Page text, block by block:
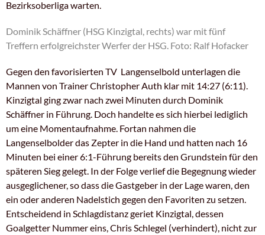
Bezirksoberliga warten.
Dominik Schäffner (HSG Kinzigtal, rechts) war mit fünf
Treffern erfolgreichster Werfer der HSG. Foto: Ralf Hofacker
Gegen den favorisierten TV Langenselbold unterlagen die
Mannen von Trainer Christopher Auth klar mit 14:27 (6:11).
Kinzigtal ging zwar nach zwei Minuten durch Dominik
Schäffner in Führung. Doch handelte es sich hierbei lediglich
um eine Momentaufnahme. Fortan nahmen die
Langenselbolder das Zepter in die Hand und hatten nach 16
Minuten bei einer 6:1-Führung bereits den Grundstein für den
späteren Sieg gelegt. In der Folge verlief die Begegnung wieder
ausgeglichener, so dass die Gastgeber in der Lage waren, den
ein oder anderen Nadelstich gegen den Favoriten zu setzen.
Entscheidend in Schlagdistanz geriet Kinzigtal, dessen
Goalgetter Nummer eins, Chris Schlegel (verhindert), nicht zur